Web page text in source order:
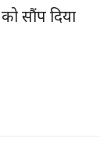
सौंप दिया